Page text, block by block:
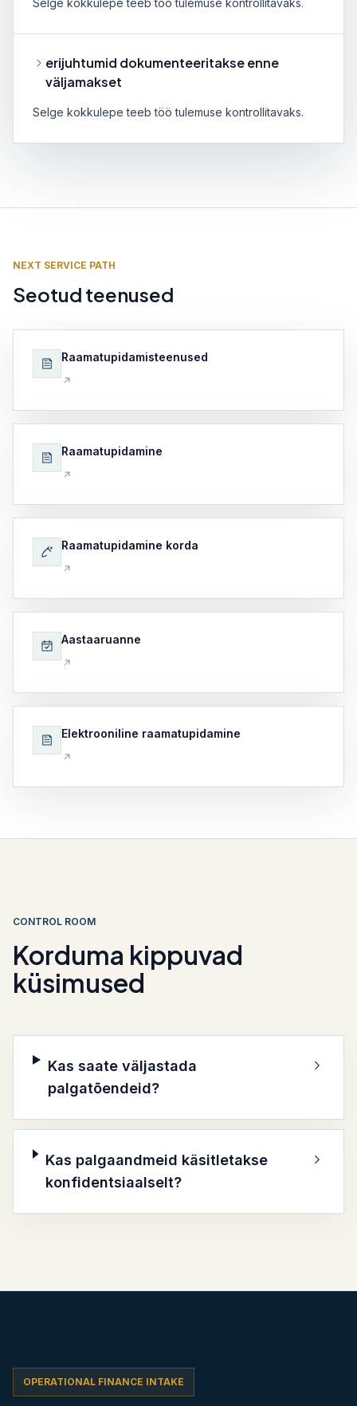
Selge kokkulepe teeb töö tulemuse kontrollitavaks.
erijuhtumid dokumenteeritakse enne
väljamakset
Selge kokkulepe teeb töö tulemuse kontrollitavaks.
NEXT SERVICE PATH
Seotud teenused
Raamatupidamisteenused
Raamatupidamine
Raamatupidamine korda
Aastaaruanne
Elektrooniline raamatupidamine
CONTROL ROOM
Korduma kippuvad
küsimused
Kas saate väljastada
palgatõendeid?
Kas palgaandmeid käsitletakse
konfidentsiaalselt?
OPERATIONAL FINANCE INTAKE